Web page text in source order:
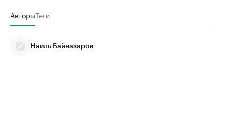
АвторыТеги
Наиль Байназаров